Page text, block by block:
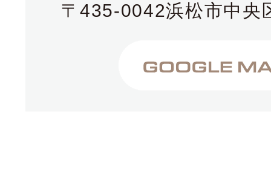
〒435-0042浜松市中央